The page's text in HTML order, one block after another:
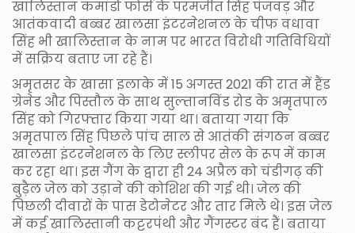
खालिस्तान कमांडो फोर्स के परमजीत सिंह पंजवड़ और
आतंकवादी बब्बर खालसा इंटरनेशनल के चीफ वधावा
सिंह भी खालिस्तान के नाम पर भारत विरोधी गतिविधियों
में सक्रिय बताए जा रहे हैं।
अमृतसर के खासा इलाके में 15 अगस्त 2021 की रात में हैंड
ग्रेनेड और पिस्तौल के साथ सुल्तानविंड रोड के अमृतपाल
सिंह को गिरफ्तार किया गया था। बताया गया कि
अमृतपाल सिंह पिछले पांच साल से आतंकी संगठन बब्बर
खालसा इंटरनेशनल के लिए स्लीपर सेल के रूप में काम
कर रहा था। इस गैंग के द्वारा ही 24 अप्रैल को चंडीगढ़ की
बुड़ैल जेल को उड़ाने की कोशिश की गई थी। जेल की
पिछली दीवारों के पास डेटोनेटर और तार मिले थे। इस जेल
में कई खालिस्तानी कट्टरपंथी और गैंगस्टर बंद हैं। बताया